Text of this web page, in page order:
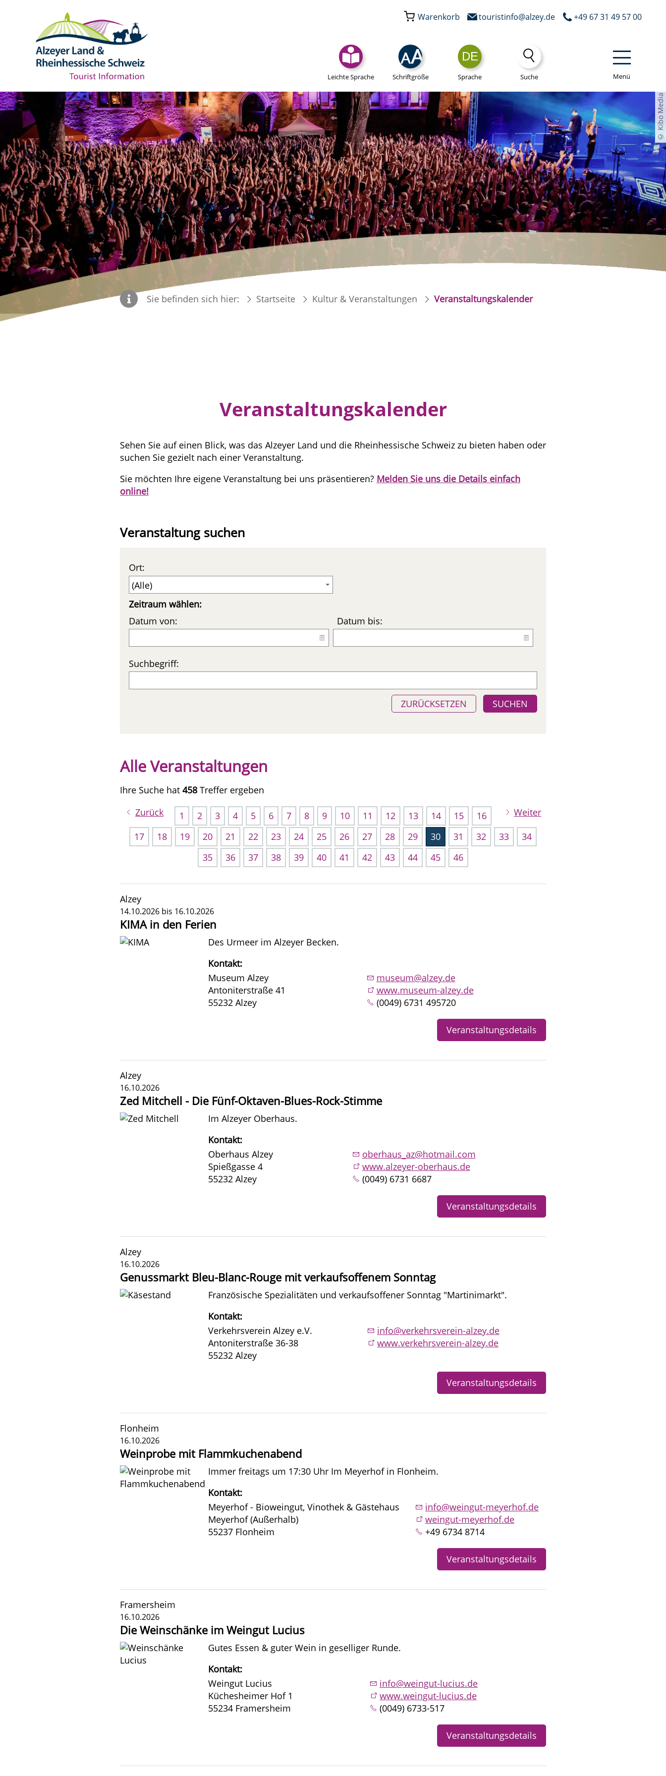
+49 67 31 49 57 00
touristinfo@alzey.de
Warenkorb
Suche
DE
Sprache
Schriftgröße
Leichte Sprache Menü
© Kibo Media
Sie befinden sich hier: Startseite Kultur & Veranstaltungen Veranstaltungskalender
Veranstaltungskalender
Sehen Sie auf einen Blick, was das Alzeyer Land und die Rheinhessische Schweiz zu bieten haben oder
suchen Sie gezielt nach einer Veranstaltung.
Sie möchten Ihre eigene Veranstaltung bei uns präsentieren? Melden Sie uns die Details einfach
online!
Veranstaltung suchen
Ort:
Zeitraum wählen:
Datum von:
Datum bis:
Suchbegriff:
ZURÜCKSETZEN SUCHEN
Alle Veranstaltungen
Ihre Suche hat 458 Treffer ergeben
Zurück
Weiter
1 2 3 4 5 6 7 8 9 10 11 12 13 14 15
16
17
18 19 20 21 22 23 24 25 26 27 28 29 30 31 32 33
34
35
36 37 38 39 40 41 42 43 44 45 46
Alzey
14.10.2026 bis 16.10.2026
KIMA in den Ferien
Des Urmeer im Alzeyer Becken.
Kontakt:
Museum Alzey
Antoniterstraße 41
55232 Alzey
museum@alzey.de
www.museum-alzey.de
(0049) 6731 495720
Veranstaltungsdetails
Alzey
16.10.2026
Zed Mitchell - Die Fünf-Oktaven-Blues-Rock-Stimme
Im Alzeyer Oberhaus.
Kontakt:
Oberhaus Alzey
Spießgasse 4
55232 Alzey
oberhaus_az@hotmail.com
www.alzeyer-oberhaus.de
(0049) 6731 6687
Veranstaltungsdetails
Alzey
16.10.2026
Genussmarkt Bleu-Blanc-Rouge mit verkaufsoffenem Sonntag
Französische Spezialitäten und verkaufsoffener Sonntag "Martinimarkt".
Kontakt:
Verkehrsverein Alzey e.V.
Antoniterstraße 36-38
55232 Alzey
info@verkehrsverein-alzey.de
www.verkehrsverein-alzey.de
Veranstaltungsdetails
Flonheim
16.10.2026
Weinprobe mit Flammkuchenabend
Immer freitags um 17:30 Uhr Im Meyerhof in Flonheim.
Kontakt:
Meyerhof - Bioweingut, Vinothek & Gästehaus
Meyerhof (Außerhalb)
55237 Flonheim
info@weingut-meyerhof.de
weingut-meyerhof.de
+49 6734 8714
Veranstaltungsdetails
Framersheim
16.10.2026
Die Weinschänke im Weingut Lucius
Gutes Essen & guter Wein in geselliger Runde.
Kontakt:
Weingut Lucius
Küchesheimer Hof 1
55234 Framersheim
info@weingut-lucius.de
www.weingut-lucius.de
(0049) 6733-517
Veranstaltungsdetails